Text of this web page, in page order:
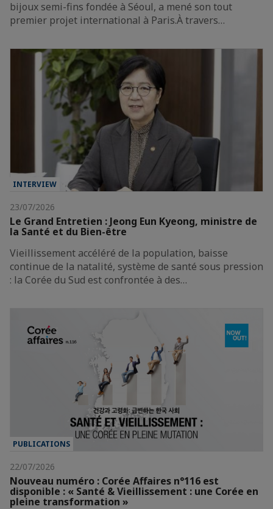
bijoux semi-fins fondée à Séoul, a mené son tout
premier projet international à Paris.À travers…
INTERVIEW
23/07/2026
Le Grand Entretien : Jeong Eun Kyeong, ministre de
la Santé et du Bien-être
Vieillissement accéléré de la population, baisse
continue de la natalité, système de santé sous pression
: la Corée du Sud est confrontée à des…
PUBLICATIONS
22/07/2026
Nouveau numéro : Corée Affaires n°116 est
disponible : « Santé & Vieillissement : une Corée en
pleine transformation »